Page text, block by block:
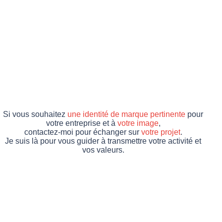
Si vous souhaitez une identité de marque pertinente pour
votre entreprise et à votre image,
contactez-moi pour échanger sur votre projet.
Je suis là pour vous guider à transmettre votre activité et
vos valeurs.